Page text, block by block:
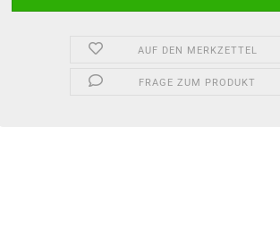
AUF DEN MERKZETTEL
FRAGE ZUM PRODUKT